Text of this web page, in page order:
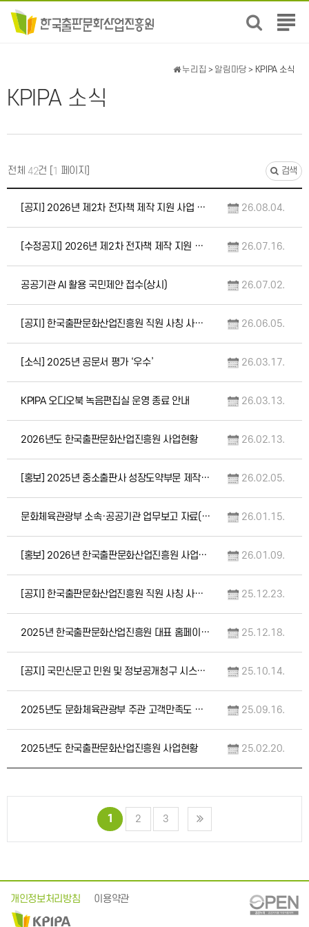
전
뉴
KPIPA 소식
누리집 > 알림마당 > KPIPA 소식
전체 42건 [ 1 페이지] 검색
[공지] 2026년 제2차 전자책 제작 지원 사업 선정 결과 관련 안내 26.08.04.
[수정공지] 2026년 제2차 전자책 제작 지원 사업 선정 결과 관련 안내 26.07.16.
공공기관 AI 활용 국민제안 접수(상시) 26.07.02.
[공지] 한국출판문화산업진흥원 직원 사칭 사례에 대한 주의 안내 26.06.05.
[소식] 2025년 공문서 평가 ‘우수’ 26.03.17.
KPIPA 오디오북 녹음편집실 운영 종료 안내 26.03.13.
2026년도 한국출판문화산업진흥원 사업현황 26.02.13.
[홍보] 2025년 중소출판사 성장도약부문 제작지원 사업 선정도서 유통 진행 안내 26.02.05.
문화체육관광부 소속·공공기관 업무보고 자료(1.13, 한국출판문화산업진흥원) 26.01.15.
[홍보] 2026년 한국출판문화산업진흥원 사업설명회 개최(2.3.) 26.01.09.
[공지] 한국출판문화산업진흥원 직원 사칭 사례에 대한 주의 안내 25.12.23.
2025년 한국출판문화산업진흥원 대표 홈페이지 서비스 만족도 조사 25.12.18.
[공지] 국민신문고 민원 및 정보공개청구 시스템 정상화 안내 25.10.14.
2025년도 문화체육관광부 주관 고객만족도 조사 관련 개인정보 제공 알림 25.09.16.
2025년도 한국출판문화산업진흥원 사업현황 25.02.20.
1 2 3
개인정보처리방침 이용약관